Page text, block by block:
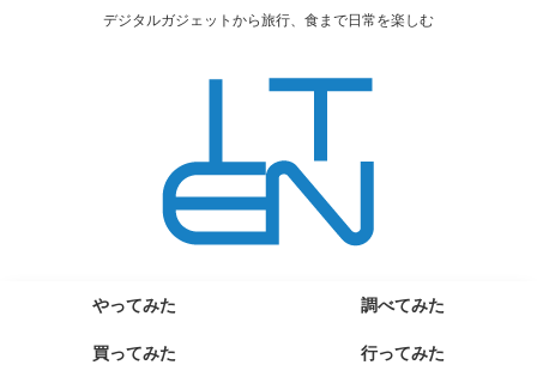
デジタルガジェットから旅行、食まで日常を楽しむ
やってみた 調べてみた
買ってみた 行ってみた